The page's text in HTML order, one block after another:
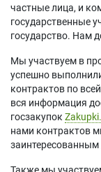
частные лица, и
государственные
государство. Нам
Мы участвуем в
успешно
контрактов по
вся информация
госзакупок
нами контрактов